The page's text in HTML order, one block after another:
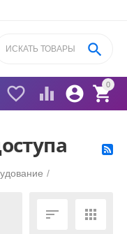
0


 

/
 